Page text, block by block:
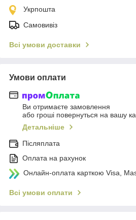
Укрпошта
Самовивіз
Всі умови доставки
Умови оплати
Ви отримаєте замовлення
або гроші повернуться на вашу
Детальніше
Післяплата
Оплата на рахунок
Онлайн-оплата карткою Visa,
Всі умови оплати